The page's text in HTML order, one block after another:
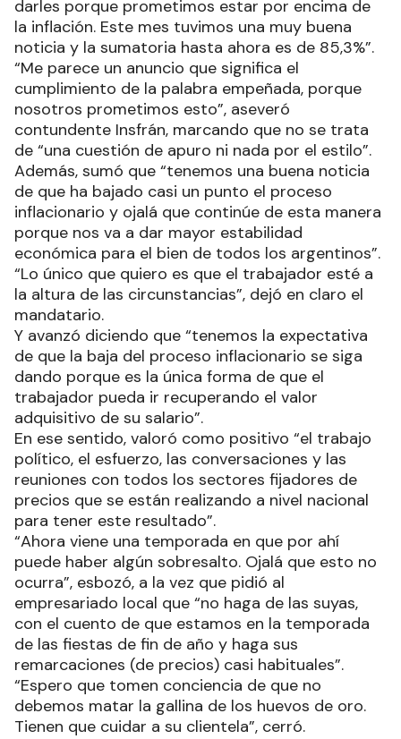
darles porque prometimos estar por encima de
la inflación. Este mes tuvimos una muy buena
noticia y la sumatoria hasta ahora es de 85,3%”.
“Me parece un anuncio que significa el
cumplimiento de la palabra empeñada, porque
nosotros prometimos esto”, aseveró
contundente Insfrán, marcando que no se trata
de “una cuestión de apuro ni nada por el estilo”.
Además, sumó que “tenemos una buena noticia
de que ha bajado casi un punto el proceso
inflacionario y ojalá que continúe de esta manera
porque nos va a dar mayor estabilidad
económica para el bien de todos los argentinos”.
“Lo único que quiero es que el trabajador esté a
la altura de las circunstancias”, dejó en claro el
mandatario.
Y avanzó diciendo que “tenemos la expectativa
de que la baja del proceso inflacionario se siga
dando porque es la única forma de que el
trabajador pueda ir recuperando el valor
adquisitivo de su salario”.
En ese sentido, valoró como positivo “el trabajo
político, el esfuerzo, las conversaciones y las
reuniones con todos los sectores fijadores de
precios que se están realizando a nivel nacional
para tener este resultado”.
“Ahora viene una temporada en que por ahí
puede haber algún sobresalto. Ojalá que esto no
ocurra”, esbozó, a la vez que pidió al
empresariado local que “no haga de las suyas,
con el cuento de que estamos en la temporada
de las fiestas de fin de año y haga sus
remarcaciones (de precios) casi habituales”.
“Espero que tomen conciencia de que no
debemos matar la gallina de los huevos de oro.
Tienen que cuidar a su clientela”, cerró.